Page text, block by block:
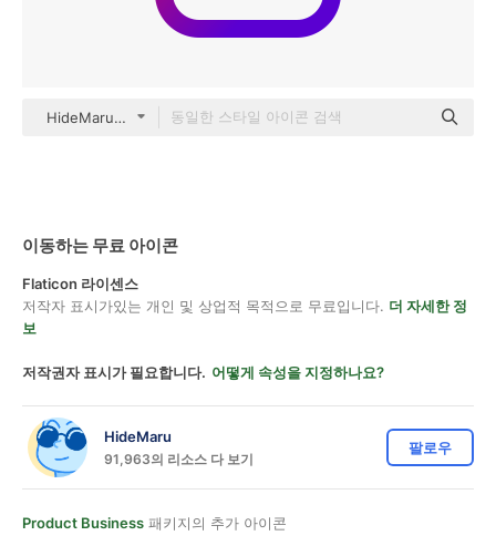
HideMaru Others
이동하는 무료 아이콘
Flaticon 라이센스
저작자 표시가있는 개인 및 상업적 목적으로 무료입니다. 더 자세한 정
보
저작권자 표시가 필요합니다. 어떻게 속성을 지정하나요?
HideMaru
91,963의 리소스 다 보기
팔로우
Product Business 패키지의 추가 아이콘